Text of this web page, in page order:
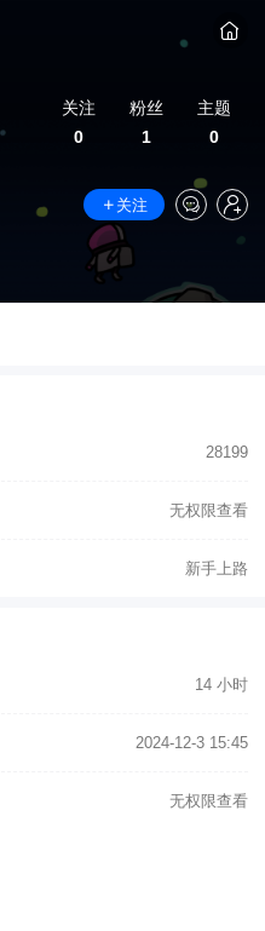
关注
0
粉丝
1
主题
0
关注
28199
无权限查看
新手上路
14 小时
2024-12-3 15:45
无权限查看